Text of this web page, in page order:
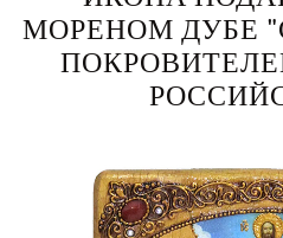
МОРЕНОМ ДУБЕ